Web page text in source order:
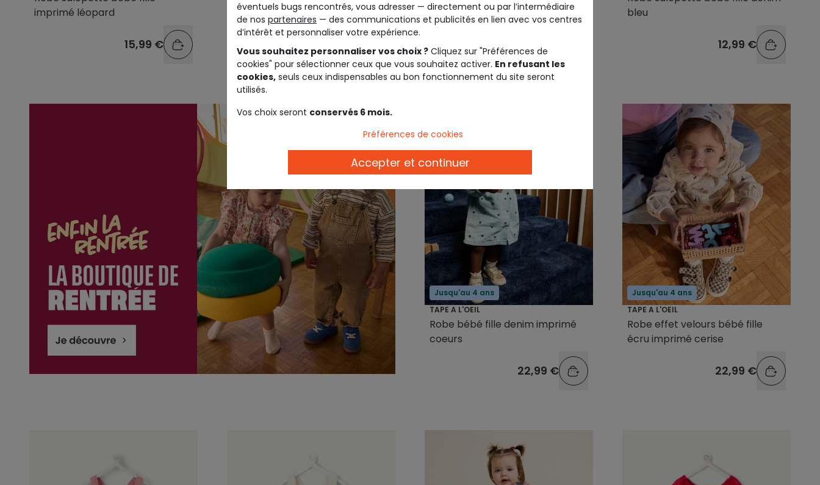
imprimé léopard
15,99 €
fille en jean bleu broderies
19,99 € 22,99 €
bleu
12,99 €
Jusqu'au 4 ans
TAPE A L'OEIL
Robe bébé fille denim imprimé
coeurs
22,99 €
Jusqu'au 4 ans
TAPE A L'OEIL
Robe effet velours bébé fille
écru imprimé cerise
22,99 €
éventuels bugs rencontrés, vous adresser — directement ou par l’intermédiaire
de nos partenaires — des communications et publicités en lien avec vos centres
d’intérêt et personnaliser votre expérience.
Vous souhaitez personnaliser vos choix ? Cliquez sur "Préférences de
cookies" pour sélectionner ceux que vous souhaitez activer. En refusant les
cookies, seuls ceux indispensables au bon fonctionnement du site seront
utilisés.
Vos choix seront conservés 6 mois.
Préférences de cookies
Accepter et continuer